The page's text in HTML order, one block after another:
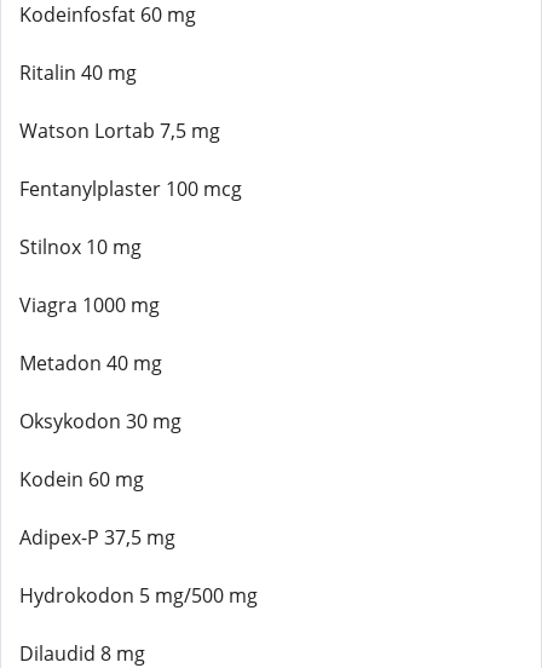
Kodeinfosfat 60 mg
Ritalin 40 mg
Watson Lortab 7,5 mg
Fentanylplaster 100 mcg
Stilnox 10 mg
Viagra 1000 mg
Metadon 40 mg
Oksykodon 30 mg
Kodein 60 mg
Adipex-P 37,5 mg
Hydrokodon 5 mg/500 mg
Dilaudid 8 mg